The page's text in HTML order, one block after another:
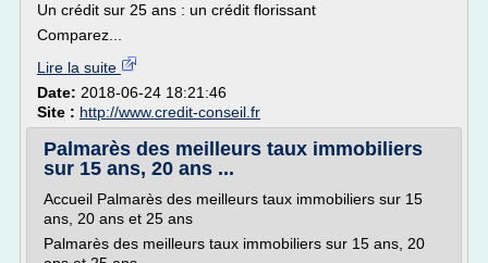
Un crédit sur 25 ans : un crédit florissant
Comparez...
Lire la suite
Date: 2018-06-24 18:21:46
Site : http://www.credit-conseil.fr
Palmarès des meilleurs taux immobiliers
sur 15 ans, 20 ans ...
Accueil Palmarès des meilleurs taux immobiliers sur 15
ans, 20 ans et 25 ans
Palmarès des meilleurs taux immobiliers sur 15 ans, 20